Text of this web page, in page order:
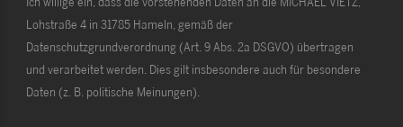
Lohstraße 4 in 31785 Hameln, gemäß der
Datenschutzgrundverordnung (Art. 9 Abs. 2a DSGVO) übertragen
und verarbeitet werden. Dies gilt insbesondere auch für besondere
Daten (z. B. politische Meinungen).